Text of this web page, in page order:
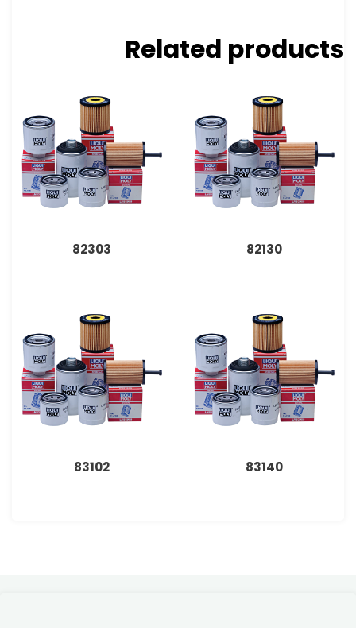
Related products
82130
82303
83140
83102